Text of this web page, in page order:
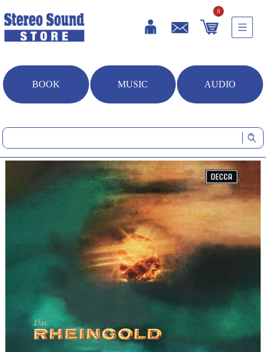
0
BOOK MUSIC AUDIO
ワーグナー：楽劇《ラインの黄金》[日本盤] (CD/SACDハイブリッド)